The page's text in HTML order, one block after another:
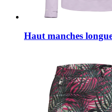
Haut manches